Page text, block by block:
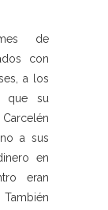
de
con
a los
que su
a sus
en
eran